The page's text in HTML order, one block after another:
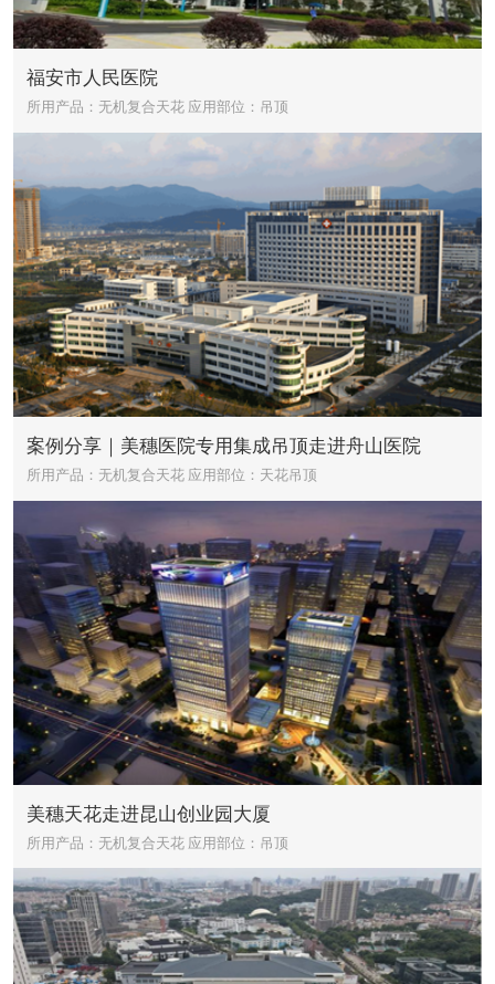
福安市人民医院
所用产品：无机复合天花 应用部位：吊顶
案例分享｜美穗医院专用集成吊顶走进舟山医院
所用产品：无机复合天花 应用部位：天花吊顶
美穗天花走进昆山创业园大厦
所用产品：无机复合天花 应用部位：吊顶